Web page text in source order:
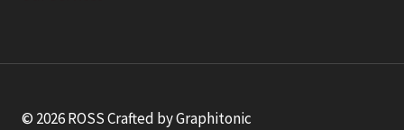
© 2026 ROSS Crafted by Graphitonic